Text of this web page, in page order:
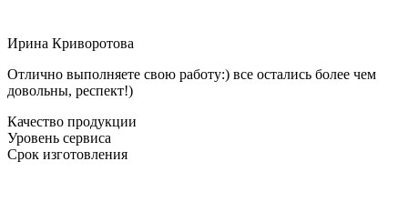
Ирина Криворотова
Отлично выполняете свою работу:) все остались более чем
довольны, респект!)
Качество продукции
Уровень сервиса
Срок изготовления